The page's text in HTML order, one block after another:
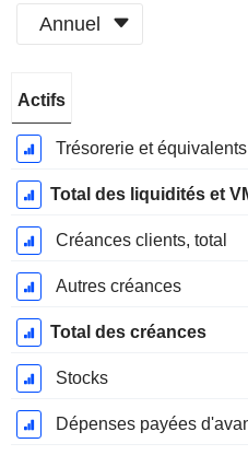
Annuel
Fiscale:
Décembre
Actifs
Trésorerie et équivalents
Total des liquidités et
Créances clients, total
Autres créances
Total des créances
Stocks
Dépenses payées